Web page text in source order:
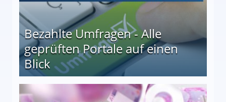
Bezahlte Umfragen - Alle
geprüften Portale auf einen
Blick
auf einen Blick